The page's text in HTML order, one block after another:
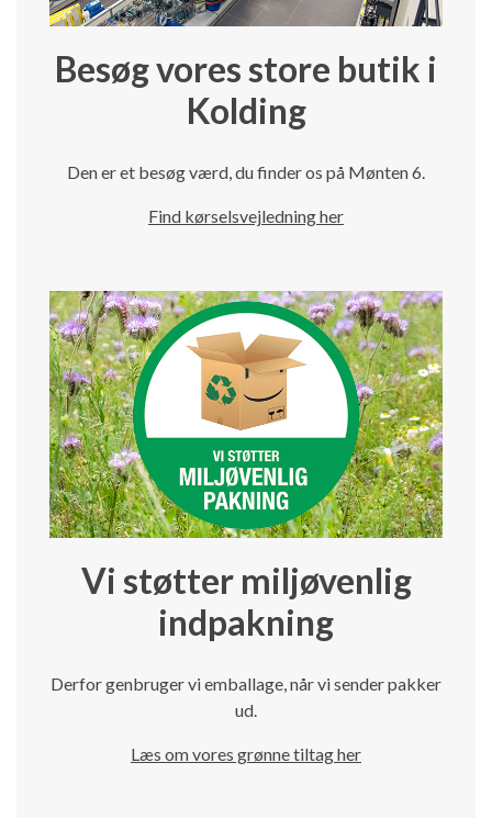
Besøg vores store butik i
Kolding
Den er et besøg værd, du finder os på Mønten 6.
Find kørselsvejledning her
Vi støtter miljøvenlig
indpakning
Derfor genbruger vi emballage, når vi sender pakker
ud.
Læs om vores grønne tiltag her